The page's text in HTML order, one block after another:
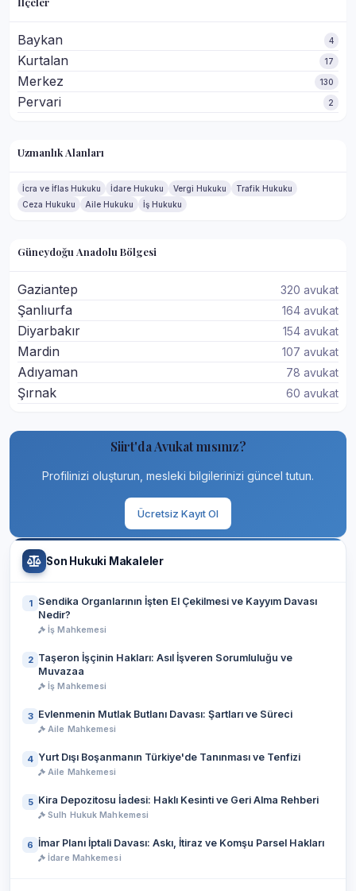
Baykan 4
Kurtalan 17
Merkez 130
Pervari 2
Uzmanlık Alanları
İcra ve İflas Hukuku İdare Hukuku Vergi Hukuku
Trafik Hukuku
Ceza Hukuku
Aile Hukuku İş Hukuku
Güneydoğu Anadolu Bölgesi
Gaziantep 320 avukat
Şanlıurfa 164 avukat
Diyarbakır 154 avukat
Mardin 107 avukat
Adıyaman 78 avukat
Şırnak 60 avukat
Siirt'da Avukat mısınız?
Profilinizi oluşturun, mesleki bilgilerinizi güncel tutun.
Ücretsiz Kayıt Ol
Son Hukuki Makaleler
1
Sendika Organlarının İşten El Çekilmesi ve Kayyım Davası
Nedir?
İş Mahkemesi
2 Taşeron İşçinin Hakları: Asıl İşveren Sorumluluğu ve
Muvazaa
İş Mahkemesi
3 Evlenmenin Mutlak Butlanı Davası: Şartları ve Süreci
Aile Mahkemesi
4 Yurt Dışı Boşanmanın Türkiye'de Tanınması ve Tenfizi
Aile Mahkemesi
5 Kira Depozitosu İadesi: Haklı Kesinti ve Geri Alma Rehberi
Sulh Hukuk Mahkemesi
6 İmar Planı İptali Davası: Askı, İtiraz ve Komşu Parsel Hakları
İdare Mahkemesi